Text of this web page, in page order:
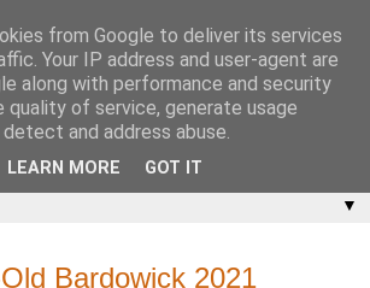
H0
železničních modelářů zabývající
železnice v měřítku 1:87.
▼
Bardowick 2021
from Google to deliver its services
Your IP address and user-agent are
along with performance and security
quality of service, generate usage
and address abuse.
LEARN MORE GOT IT